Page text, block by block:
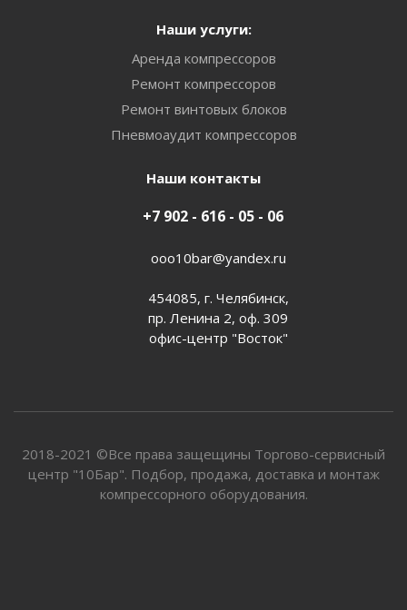
Наши услуги:
Аренда компрессоров
Ремонт компрессоров
Ремонт винтовых блоков
Пневмоаудит компрессоров
Наши контакты
+7 902 - 616 - 05 - 06
ooo10bar@yandex.ru
454085, г. Челябинск,
пр. Ленина 2, оф. 309
офис-центр "Восток"
2018-2021 ©Все права защещины Торгово-сервисный
центр "10Бар". Подбор, продажа, доставка и монтаж
компрессорного оборудования.